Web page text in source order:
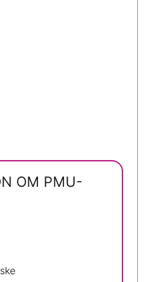
OM PMU-